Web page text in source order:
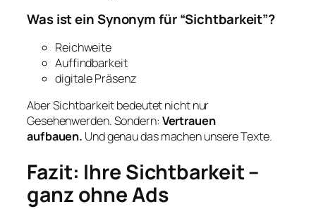
Was ist ein Synonym für “Sichtbarkeit”?
Reichweite
Auffindbarkeit
digitale Präsenz
Aber Sichtbarkeit bedeutet nicht nur
Gesehenwerden. Sondern: Vertrauen
aufbauen. Und genau das machen unsere Texte.
Fazit: Ihre Sichtbarkeit –
ganz ohne Ads